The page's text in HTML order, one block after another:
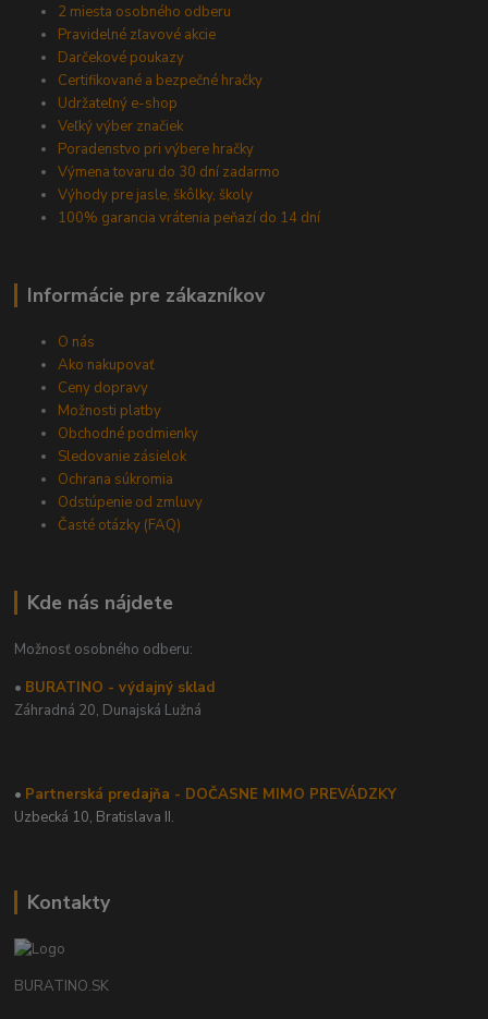
2 miesta osobného odberu
Pravidelné zľavové akcie
Darčekové poukazy
Certifikované a bezpečné hračky
Udržateľný e-shop
Veľký výber značiek
Poradenstvo pri výbere hračky
Výmena tovaru do 30 dní zadarmo
Výhody pre jasle, škôlky, školy
100% garancia vrátenia peňazí do 14 dní
Informácie pre zákazníkov
O nás
Ako nakupovať
Ceny dopravy
Možnosti platby
Obchodné podmienky
Sledovanie zásielok
Ochrana súkromia
Odstúpenie od zmluvy
Časté otázky (FAQ)
Kde nás nájdete
Možnosť osobného odberu:
• BURATINO - výdajný sklad
Záhradná 20, Dunajská Lužná
• Partnerská predajňa - DOČASNE MIMO PREVÁDZKY
Uzbecká 10, Bratislava II.
Kontakty
BURATINO.SK